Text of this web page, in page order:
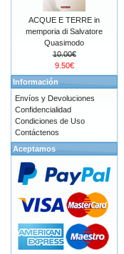
ACQUE E TERRE in
memporia di Salvatore
Quasimodo
10.00€
9.50€
Información
Envíos y Devoluciones
Confidencialidad
Condiciones de Uso
Contáctenos
Aceptamos